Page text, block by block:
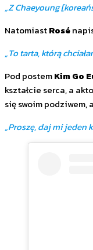
„Z Chaeyoung
NatomiastRosé
„To tarta, którą
Pod postemKim Go
kształcie serca, a
się swoim podziwem, a
„Proszę, daj mi jeden